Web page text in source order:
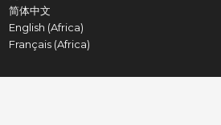
简体中文
English (Africa)
Français (Africa)